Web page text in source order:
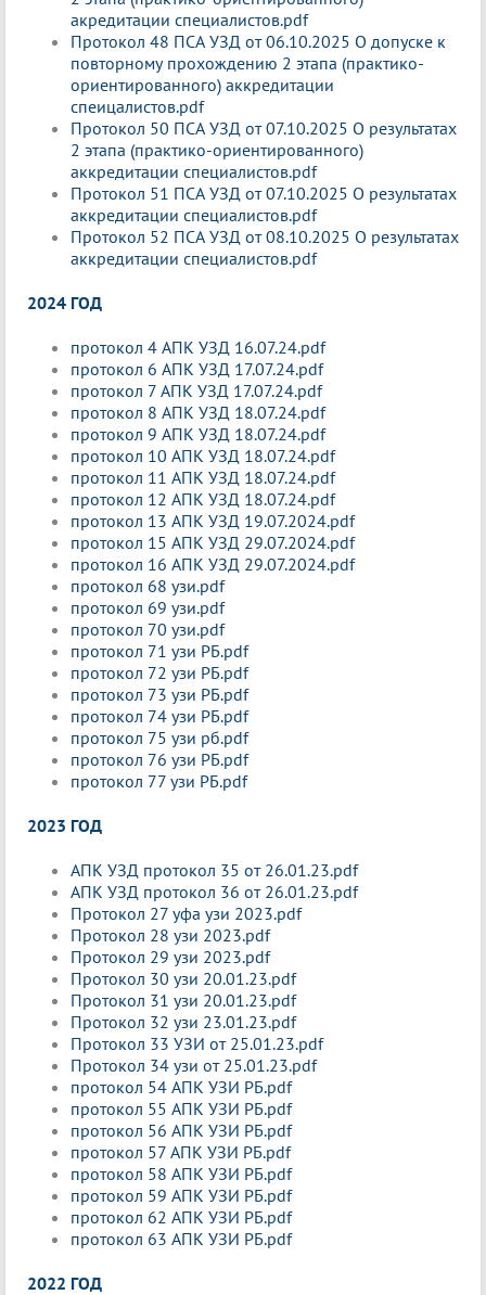
акредитации специалистов.pdf
Протокол 48 ПСА УЗД от 06.10.2025 О допуске к
повторному прохождению 2 этапа (практико-
ориентированного) аккредитации
спеицалистов.pdf
Протокол 50 ПСА УЗД от 07.10.2025 О результатах
2 этапа (практико-ориентированного)
аккредитации специалистов.pdf
Протокол 51 ПСА УЗД от 07.10.2025 О результатах
аккредитации специалистов.pdf
Протокол 52 ПСА УЗД от 08.10.2025 О результатах
аккредитации специалистов.pdf
2024 ГОД
протокол 4 АПК УЗД 16.07.24.pdf
протокол 6 АПК УЗД 17.07.24.pdf
протокол 7 АПК УЗД 17.07.24.pdf
протокол 8 АПК УЗД 18.07.24.pdf
протокол 9 АПК УЗД 18.07.24.pdf
протокол 10 АПК УЗД 18.07.24.pdf
протокол 11 АПК УЗД 18.07.24.pdf
протокол 12 АПК УЗД 18.07.24.pdf
протокол 13 АПК УЗД 19.07.2024.pdf
протокол 15 АПК УЗД 29.07.2024.pdf
протокол 16 АПК УЗД 29.07.2024.pdf
протокол 68 узи.pdf
протокол 69 узи.pdf
протокол 70 узи.pdf
протокол 71 узи РБ.pdf
протокол 72 узи РБ.pdf
протокол 73 узи РБ.pdf
протокол 74 узи РБ.pdf
протокол 75 узи рб.pdf
протокол 76 узи РБ.pdf
протокол 77 узи РБ.pdf
2023 ГОД
АПК УЗД протокол 35 от 26.01.23.pdf
АПК УЗД протокол 36 от 26.01.23.pdf
Протокол 27 уфа узи 2023.pdf
Протокол 28 узи 2023.pdf
Протокол 29 узи 2023.pdf
Протокол 30 узи 20.01.23.pdf
Протокол 31 узи 20.01.23.pdf
Протокол 32 узи 23.01.23.pdf
Протокол 33 УЗИ от 25.01.23.pdf
Протокол 34 узи от 25.01.23.pdf
протокол 54 АПК УЗИ РБ.pdf
протокол 55 АПК УЗИ РБ.pdf
протокол 56 АПК УЗИ РБ.pdf
протокол 57 АПК УЗИ РБ.pdf
протокол 58 АПК УЗИ РБ.pdf
протокол 59 АПК УЗИ РБ.pdf
протокол 62 АПК УЗИ РБ.pdf
протокол 63 АПК УЗИ РБ.pdf
2022 ГОД